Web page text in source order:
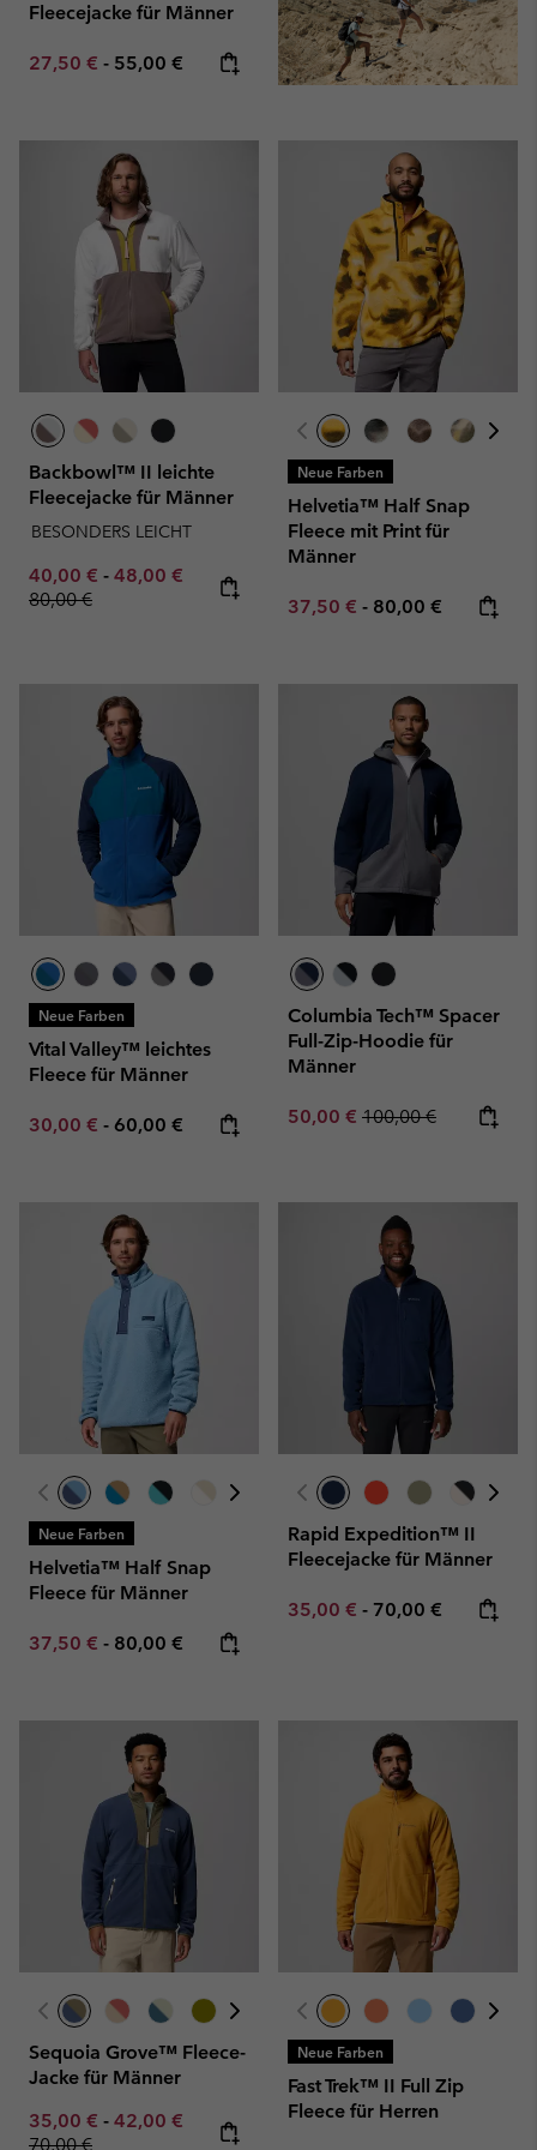
Fleecejacke für Männer
Minimum sale price:
27,50 € - Maximum price:
55,00 €
Backbowl™ II leichte
Fleecejacke für Männer
BESONDERS LEICHT
Minimum sale price:
40,00 € - Maximum sale price:
48,00 € Regular price:
80,00 €
Neue Farben
Helvetia™ Half Snap
Fleece mit Print für
Männer
Minimum sale price:
37,50 € - Maximum price:
80,00 €
Neue Farben
Vital Valley™ leichtes
Fleece für Männer
Minimum sale price:
30,00 € - Maximum price:
60,00 €
Columbia Tech™ Spacer
Full-Zip-Hoodie für
Männer
Sale price:
50,00 € Regular price:
100,00 €
Neue Farben
Helvetia™ Half Snap
Fleece für Männer
Minimum sale price:
37,50 € - Maximum price:
80,00 €
Rapid Expedition™ II
Fleecejacke für Männer
Minimum sale price:
35,00 € - Maximum price:
70,00 €
Sequoia Grove™ Fleece-
Jacke für Männer
Minimum sale price:
35,00 € - Maximum sale price:
42,00 € Regular price:
70,00 €
Neue Farben
Fast Trek™ II Full Zip
Fleece für Herren